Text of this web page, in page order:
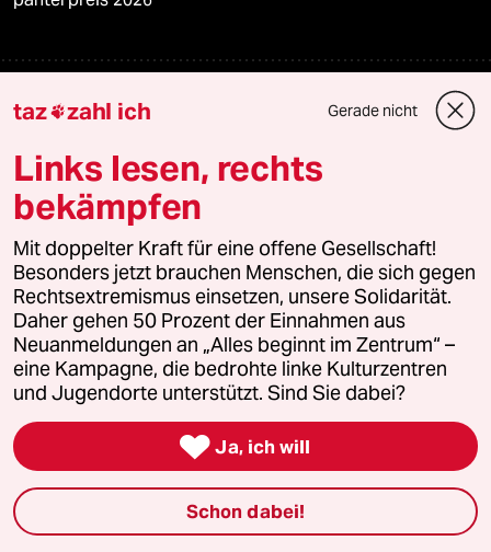
Podcast
bundestalk
fernverbindung
klima update°
Mauerecho
Freie Rede
reingehen
Newsletter
taz zahl ich Gerade nicht
Links lesen, rechts
bekämpfen
Mit doppelter Kraft für eine offene Gesellschaft!
Besonders jetzt brauchen Menschen, die sich gegen
Rechtsextremismus einsetzen, unsere Solidarität.
Daher gehen 50 Prozent der Einnahmen aus
Neuanmeldungen an „Alles beginnt im Zentrum“ –
eine Kampagne, die bedrohte linke Kulturzentren
und Jugendorte unterstützt. Sind Sie dabei?
 Ja, ich will
Schon dabei!